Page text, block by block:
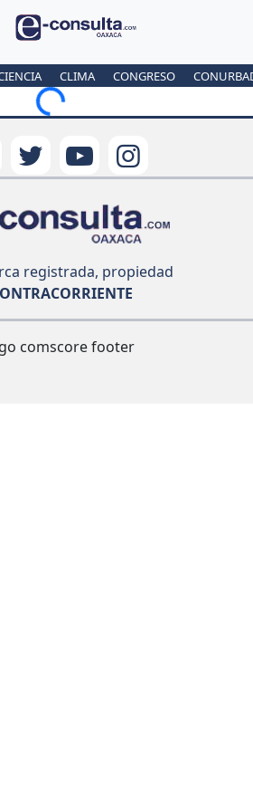
CLIMA CONGRESO
Loading...
registrada, propiedad